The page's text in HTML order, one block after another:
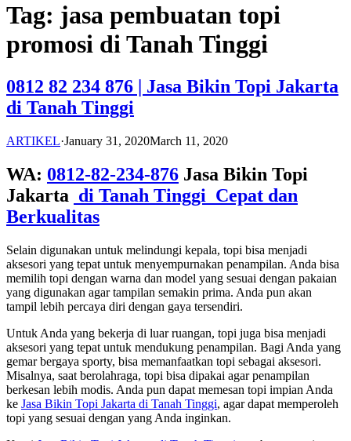
Tag: jasa pembuatan topi
promosi di Tanah Tinggi
0812 82 234 876 | Jasa Bikin Topi Jakarta
di Tanah Tinggi
ARTIKEL·January 31, 2020March 11, 2020
WA: 0812-82-234-876 Jasa Bikin Topi
Jakarta di Tanah Tinggi Cepat dan
Berkualitas
Selain digunakan untuk melindungi kepala, topi bisa menjadi
aksesori yang tepat untuk menyempurnakan penampilan. Anda bisa
memilih topi dengan warna dan model yang sesuai dengan pakaian
yang digunakan agar tampilan semakin prima. Anda pun akan
tampil lebih percaya diri dengan gaya tersendiri.
Untuk Anda yang bekerja di luar ruangan, topi juga bisa menjadi
aksesori yang tepat untuk mendukung penampilan. Bagi Anda yang
gemar bergaya sporty, bisa memanfaatkan topi sebagai aksesori.
Misalnya, saat berolahraga, topi bisa dipakai agar penampilan
berkesan lebih modis. Anda pun dapat memesan topi impian Anda
ke Jasa Bikin Topi Jakarta di Tanah Tinggi, agar dapat memperoleh
topi yang sesuai dengan yang Anda inginkan.